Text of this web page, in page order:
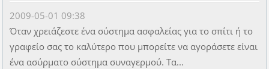
2009-05-01 09:38
Όταν χρειάζεστε ένα σύστημα ασφαλείας για το σπίτι ή το
γραφείο σας το καλύτερο που μπορείτε να αγοράσετε είναι
ένα ασύρματο σύστημα συναγερμού. Τα...